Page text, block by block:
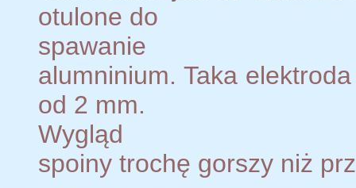
otulone do
spawanie
alumninium. Taka
od 2 mm.
Wygląd
spoiny trochę gorszy niż